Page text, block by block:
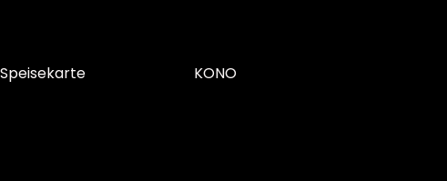
Speisekarte KONO